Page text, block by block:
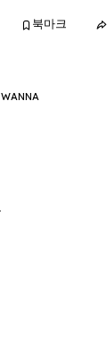
북마크
WANNA